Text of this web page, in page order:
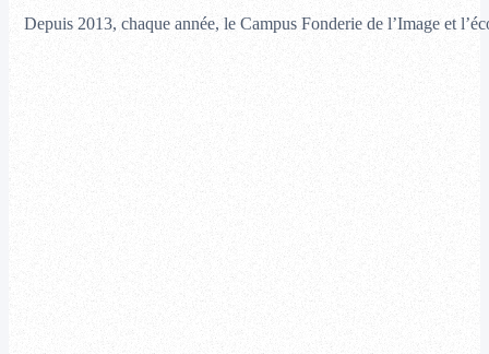
Depuis 2013, chaque année, le Campus Fonderie de l’Image et